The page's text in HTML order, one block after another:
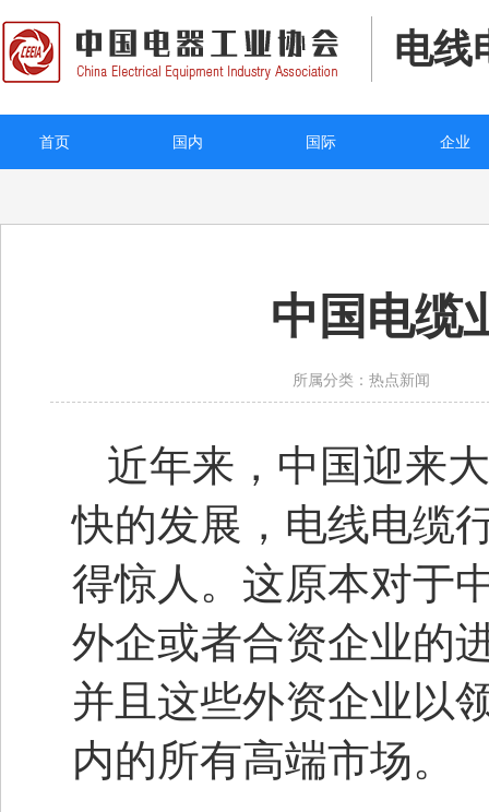
电线
首页 国内 国际 企业
中国电缆
所属分类：热点新闻
近年来，中国迎来
快的发展，电线电缆
得惊人。这原本对于
外企或者合资企业的
并且这些外资企业以
内的所有高端市场。